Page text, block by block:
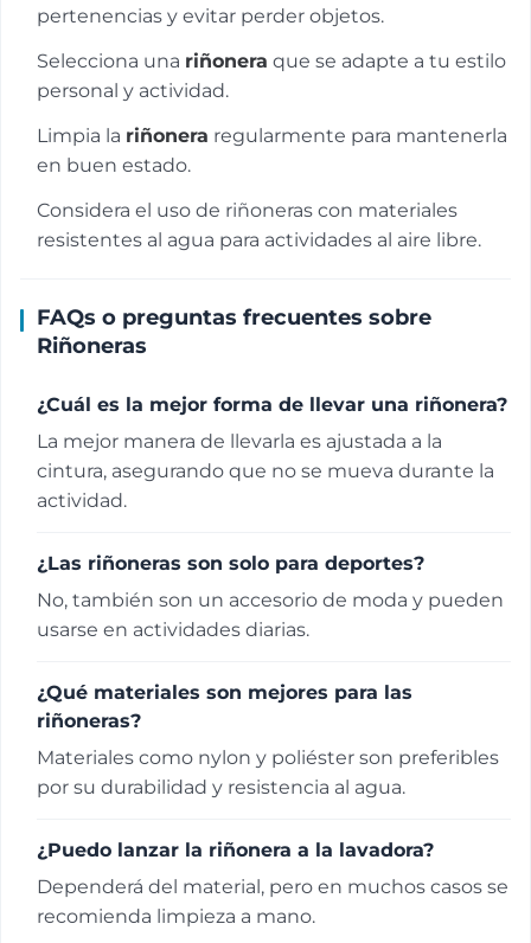
pertenencias y evitar perder objetos.
Selecciona una riñonera que se adapte a tu estilo
personal y actividad.
Limpia la riñonera regularmente para mantenerla
en buen estado.
Considera el uso de riñoneras con materiales
resistentes al agua para actividades al aire libre.
FAQs o preguntas frecuentes sobre
Riñoneras
¿Cuál es la mejor forma de llevar una riñonera?
La mejor manera de llevarla es ajustada a la
cintura, asegurando que no se mueva durante la
actividad.
¿Las riñoneras son solo para deportes?
No, también son un accesorio de moda y pueden
usarse en actividades diarias.
¿Qué materiales son mejores para las
riñoneras?
Materiales como nylon y poliéster son preferibles
por su durabilidad y resistencia al agua.
¿Puedo lanzar la riñonera a la lavadora?
Dependerá del material, pero en muchos casos se
recomienda limpieza a mano.